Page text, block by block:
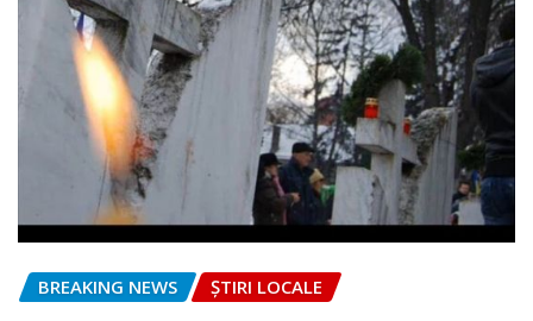
BREAKING NEWS ȘTIRI LOCALE